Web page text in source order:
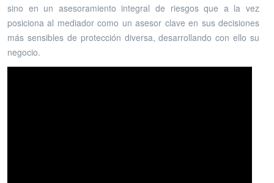
sino en un asesoramiento integral de riesgos que a la vez
posiciona al mediador como un asesor clave en sus decisiones
más sensibles de protección diversa, desarrollando con ello su
negocio.